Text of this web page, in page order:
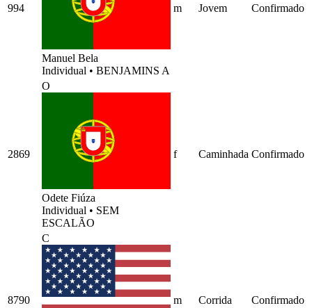
994
Manuel Bela
Individual • BENJAMINS A
m Jovem Confirmado
2869
O
Odete Fiúza
Individual • SEM
ESCALÃO
f Caminhada Confirmado
8790
C
m Corrida Confirmado